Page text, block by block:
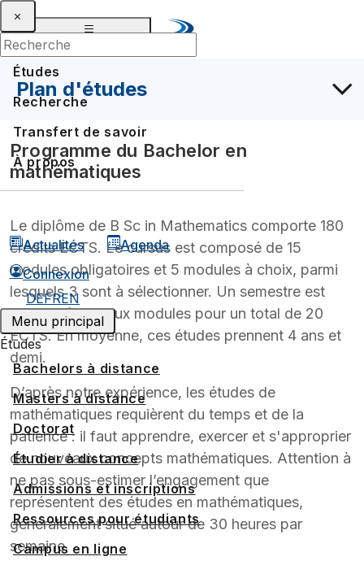
Études
Recherche
Transfert de savoir
À propos
Actualités
Agenda
Connexion
DEFREN
Menu principal
Études
Bachelors à distance
Masters à distance
Doctorat
Étudier à distance
Admissions et inscriptions
Ressources pour étudiants
Campus en ligne
Plan d'études
Programme du Bachelor en
mathématiques
Le diplôme de B Sc in Mathematics comporte 180
crédits ECTS. Le cursus est composé de 15
modules obligatoires et 5 modules à choix, parmi
lesquels 3 sont à sélectionner. Un semestre est
composé de deux modules pour un total de 20
ECTS. En moyenne, ces études prennent 4 ans et
demi.
D’après notre expérience, les études de
mathématiques requièrent du temps et de la
patience : il faut apprendre, exercer et s'approprier
de nouveaux concepts mathématiques. Attention à
ne pas sous-estimer l’engagement que
représentent des études en mathématiques,
généralement situé autour de 30 heures par
semaine.